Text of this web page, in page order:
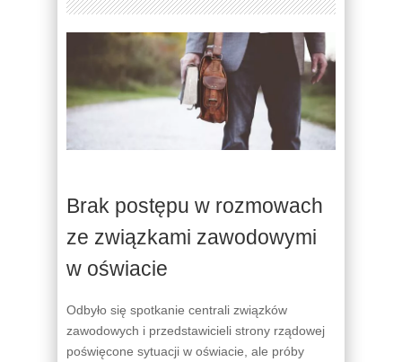
Brak postępu w rozmowach
ze związkami zawodowymi
w oświacie
Odbyło się spotkanie centrali związków
zawodowych i przedstawicieli strony rządowej
poświęcone sytuacji w oświacie, ale próby